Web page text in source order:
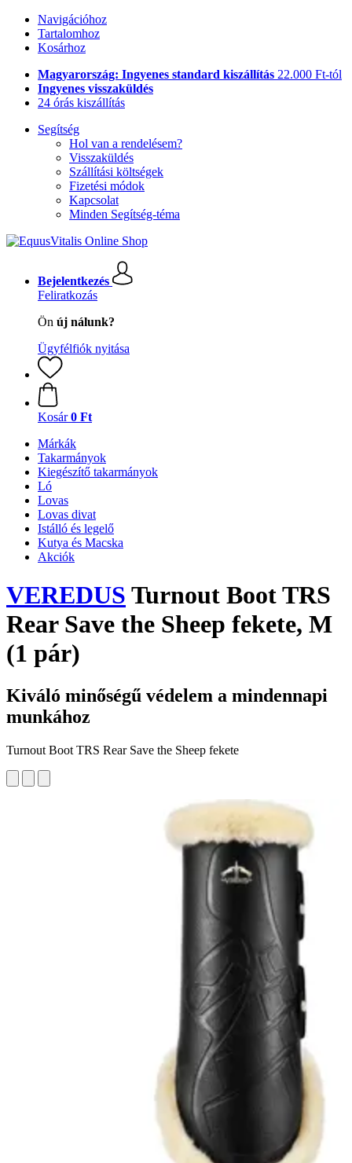
Navigációhoz
Tartalomhoz
Kosárhoz
Magyarország: Ingyenes standard kiszállítás 22.000 Ft-tól
Ingyenes visszaküldés
24 órás kiszállítás
Segítség
Hol van a rendelésem?
Visszaküldés
Szállítási költségek
Fizetési módok
Kapcsolat
Minden Segítség-téma
Bejelentkezés
Feliratkozás
Ön új nálunk?
Ügyfélfiók nyitása
Kosár 0 Ft
Márkák
Takarmányok
Kiegészítő takarmányok
Ló
Lovas
Lovas divat
Istálló és legelő
Kutya és Macska
Akciók
VEREDUS Turnout Boot TRS
Rear Save the Sheep fekete, M
(1 pár)
Kiváló minőségű védelem a mindennapi
munkához
Turnout Boot TRS Rear Save the Sheep fekete